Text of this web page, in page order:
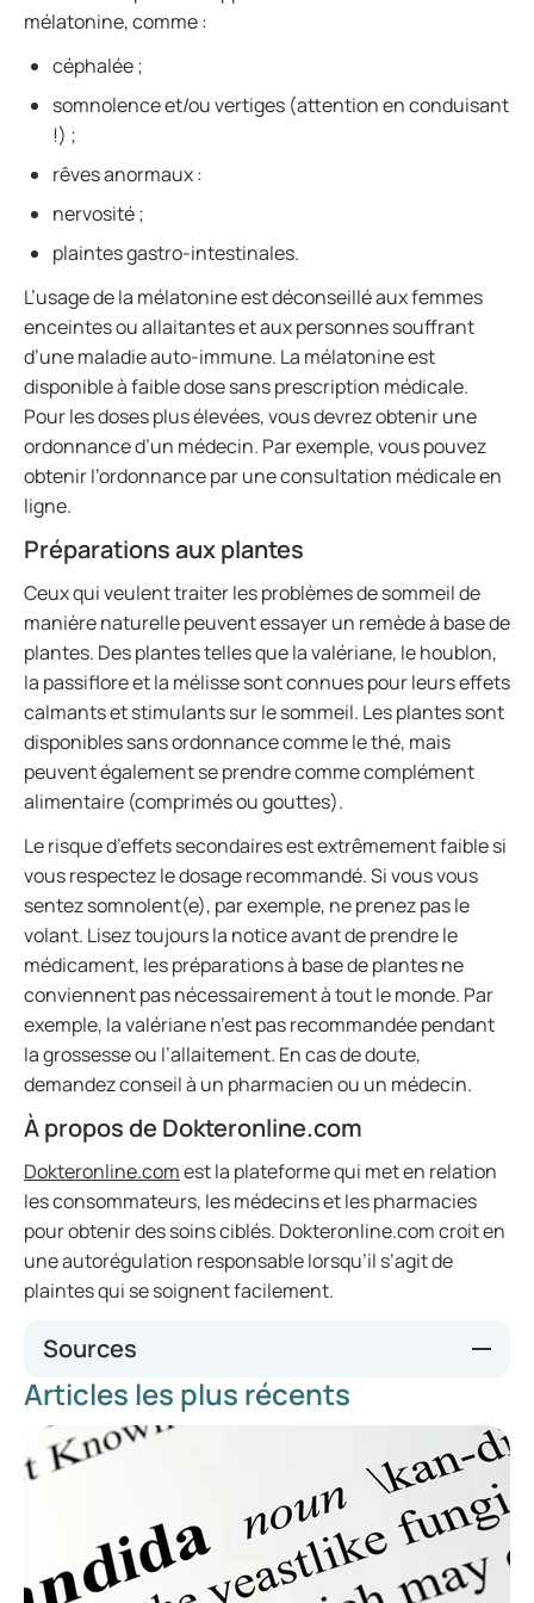
mélatonine, comme :
céphalée ;
somnolence et/ou vertiges (attention en conduisant
!) ;
rêves anormaux :
nervosité ;
plaintes gastro-intestinales.
L’usage de la mélatonine est déconseillé aux femmes
enceintes ou allaitantes et aux personnes souffrant
d’une maladie auto-immune. La mélatonine est
disponible à faible dose sans prescription médicale.
Pour les doses plus élevées, vous devrez obtenir une
ordonnance d’un médecin. Par exemple, vous pouvez
obtenir l’ordonnance par une consultation médicale en
ligne.
Préparations aux plantes
Ceux qui veulent traiter les problèmes de sommeil de
manière naturelle peuvent essayer un remède à base de
plantes. Des plantes telles que la valériane, le houblon,
la passiflore et la mélisse sont connues pour leurs effets
calmants et stimulants sur le sommeil. Les plantes sont
disponibles sans ordonnance comme le thé, mais
peuvent également se prendre comme complément
alimentaire (comprimés ou gouttes).
Le risque d’effets secondaires est extrêmement faible si
vous respectez le dosage recommandé. Si vous vous
sentez somnolent(e), par exemple, ne prenez pas le
volant. Lisez toujours la notice avant de prendre le
médicament, les préparations à base de plantes ne
conviennent pas nécessairement à tout le monde. Par
exemple, la valériane n’est pas recommandée pendant
la grossesse ou l’allaitement. En cas de doute,
demandez conseil à un pharmacien ou un médecin.
À propos de Dokteronline.com
Dokteronline.comest la plateforme qui met en relation
les consommateurs, les médecins et les pharmacies
pour obtenir des soins ciblés. Dokteronline.com croit en
une autorégulation responsable lorsqu’il s’agit de
plaintes qui se soignent facilement.
Sources
KNMP. (2 février 2018) Valeriaan. [Valériane.] Apotheek.nl.
Consulté le 24 juin 2020, sur
https://www.apotheek.nl/medicijnen/valeriaan?
KNMP. (6 mai 2019). Melatonine. [Mélatonine.]
Apotheek.nl. Consulté le 24 juin 2020, sur
https://www.apotheek.nl/medicijnen/melatonine
Nederlands Huisartsen Genootschap. [Association
Articles les plus récents